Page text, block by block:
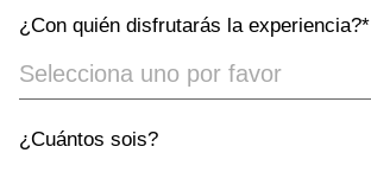
¿Con quién disfrutarás la experiencia?*
¿Cuántos sois?